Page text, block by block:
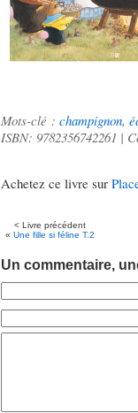
Mots-clé : champignon,
ISBN: 9782356742261 |
Achetez ce livre sur
< Livre précédent
« Une fille si féline T.2
Un commentaire,